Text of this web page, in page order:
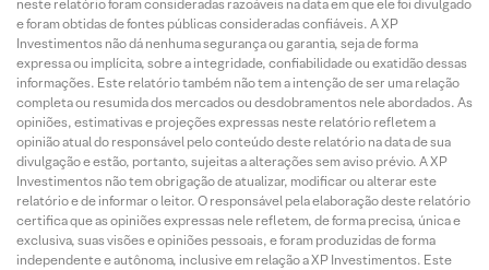
neste relatório foram consideradas razoáveis na data em que ele foi divulgado
e foram obtidas de fontes públicas consideradas confiáveis. A XP
Investimentos não dá nenhuma segurança ou garantia, seja de forma
expressa ou implícita, sobre a integridade, confiabilidade ou exatidão dessas
informações. Este relatório também não tem a intenção de ser uma relação
completa ou resumida dos mercados ou desdobramentos nele abordados. As
opiniões, estimativas e projeções expressas neste relatório refletem a
opinião atual do responsável pelo conteúdo deste relatório na data de sua
divulgação e estão, portanto, sujeitas a alterações sem aviso prévio. A XP
Investimentos não tem obrigação de atualizar, modificar ou alterar este
relatório e de informar o leitor. O responsável pela elaboração deste relatório
certifica que as opiniões expressas nele refletem, de forma precisa, única e
exclusiva, suas visões e opiniões pessoais, e foram produzidas de forma
independente e autônoma, inclusive em relação a XP Investimentos. Este